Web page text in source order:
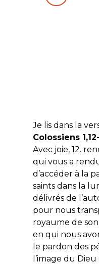
Je lis dans la
Colossiens
Avec joie, 12.
qui vous a
d’accéder à la
saints dans la
délivrés de
pour nous
royaume de son
en qui nous
le pardon des
l’image du